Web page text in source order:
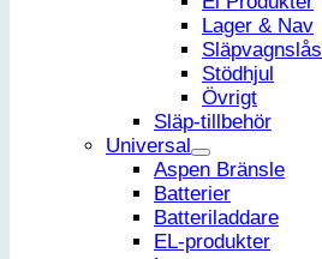
Lager & Nav
Släpvagnslås
Stödhjul
Övrigt
Släp-tillbehör
Universal
Aspen Bränsle
Batterier
Batteriladdare
EL-produkter